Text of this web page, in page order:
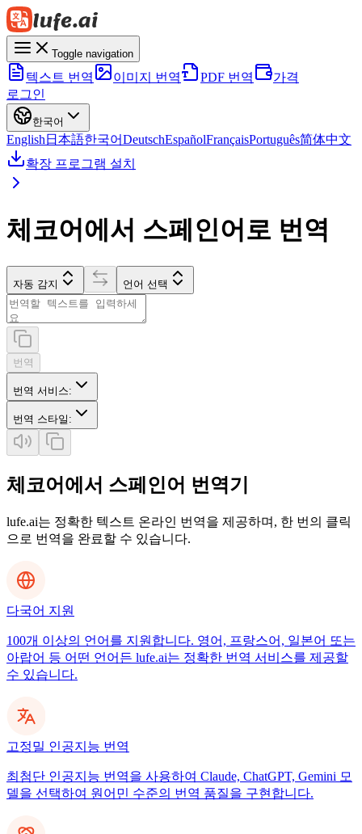
Toggle navigation
텍스트 번역 이미지 번역 PDF 번역
가격
로그인
한국어
English 日本語한국어DeutschEspañolFrançaisPortuguês简体中文
확장 프로그램 설치
체코어에서 스페인어로 번역
자동 감지 언어 선택
번역
번역 서비스:
번역 스타일 :
체코어에서 스페인어 번역기
lufe.ai는 정확한 텍스트 온라인 번역을 제공하며, 한 번의 클릭
으로 번역을 완료할 수 있습니다.
다국어 지원
100개 이상의 언어를 지원합니다. 영어, 프랑스어, 일본어 또는
아랍어 등 어떤 언어든 lufe.ai는 정확한 번역 서비스를 제공할
수 있습니다.
고정밀 인공지능 번역
최첨단 인공지능 번역을 사용하여 Claude, ChatGPT, Gemini 모
델을 선택하여 원어민 수준의 번역 품질을 구현합니다.